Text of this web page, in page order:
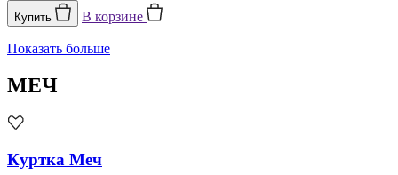
Купить В корзине
Показать больше
МЕЧ
Куртка Меч